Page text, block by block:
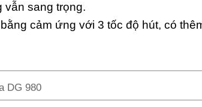
sang trọng.
cảm ứng với 3 tốc độ hút, có
DG 980